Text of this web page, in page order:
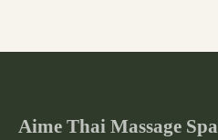
Aime Thai Massage Spa